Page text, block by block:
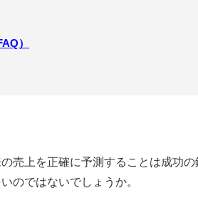
）
売上を正確に予測することは成功
のではないでしょうか。